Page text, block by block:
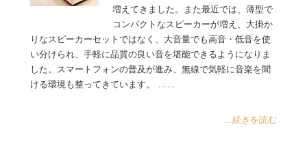
増えてきました。また最近では、薄型で
コンパクトなスピーカーが増え、大掛か
りなスピーカーセットではなく、大音量でも高音・低音を使
い分けられ、手軽に品質の良い音を堪能できるようになりま
した。スマートフォンの普及が進み、無線で気軽に音楽を聞
ける環境も整ってきています。 ……
...続きを読む